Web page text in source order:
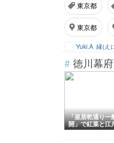
東京都
東京都
Yuki.A 縁(え
# 徳川幕府
「皇居乾通り一
開」で紅葉と江
史散策を楽しも